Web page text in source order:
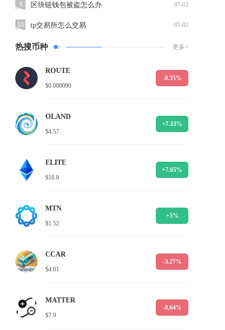
9 区块链钱包被盗怎么办 07-03
10 tp交易所怎么交易 07-02
热搜币种 更多>
ROUTE
$0.000090
-0.35%
OLAND
$4.57
+7.33%
ELITE
$10.8
+7.65%
MTN
$1.52
+5%
CCAR
$4.01
-3.27%
MATTER
$7.9
-8.64%